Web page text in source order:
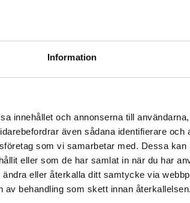
Information
innehållet och annonserna till
även sådana identifierare och
som vi samarbetar med. Dessa
eller som de har samlat in när du har
eller återkalla ditt samtycke via
behandling som skett innan återkallelsen.
Tillfälligt slut
Få mejl när
Jag accepterar
Spara